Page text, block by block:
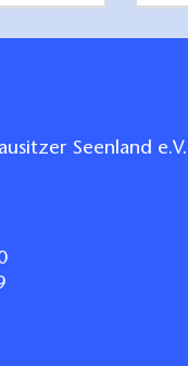
Seenland e.V.